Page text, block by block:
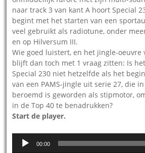
naar track 3 van kant A hoort Special
begint met het starten van een
veel gebruikt als radiotune, onder
en op Hilversum III.
Wie goed luistert, en het jingle-oeuvre
blijft dan toch met 1 vraag zitten: Is
Special 230 niet hetzelfde als het
van een PAMS-jingle uit serie 27, die
beroemd is geworden als stipmotor,
in de Top 40 te benadrukken?
Start de player.
Audiospeler
00:00